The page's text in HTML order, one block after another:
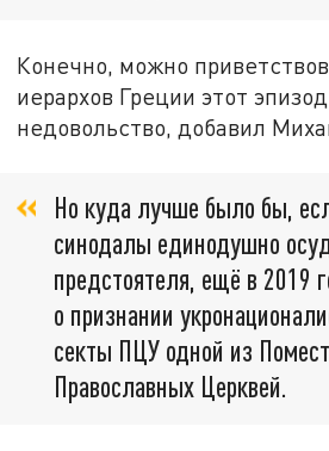
Конечно, можно
иерархов Греции этот
недовольство, добавил
Но куда лучше было бы,
синодалы единодушно
предстоятеля, ещё в 2019
о признании
секты ПЦУ одной из
Православных Церквей.